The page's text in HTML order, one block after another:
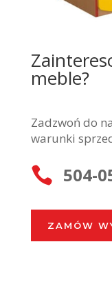
meble?
Zadzwoń do
warunki
 504-
ZAMÓW